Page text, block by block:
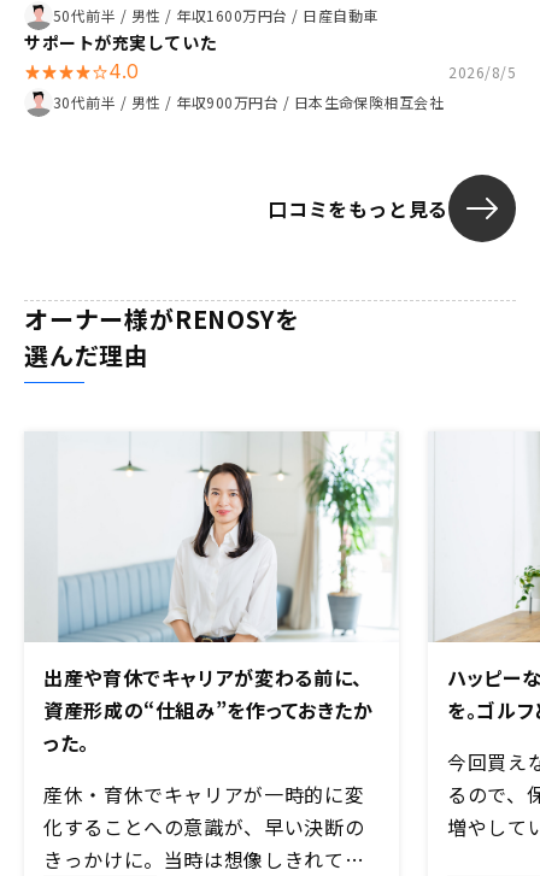
50代前半 / 男性 / 年収1600万円台 / 日産自動車
サポートが充実していた
4.0
2026/8/5
30代前半 / 男性 / 年収900万円台 / 日本生命保険相互会社
口コミをもっと見る
オーナー様がRENOSYを
選んだ理由
出産や育休でキャリアが変わる前に、
資産形成の“仕組み”を作っておきたか
った。
産休・育休でキャリアが一時的に変
化することへの意識が、早い決断の
きっかけに。当時は想像しきれてい
ハッピー
を。ゴル
今回買え
るので、
増やして